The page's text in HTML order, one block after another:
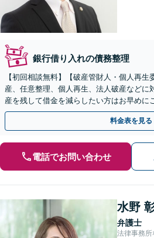
銀行借り入れの債務整理
【初回相談無料】【破産管財人・個人再生
産、任意整理、個人再生、法人破産などに
産を残して借金を減らしたい方はお早めに
決手段をご提案します【関西エリア対応】
料金表を見る
電話でお問い合わせ
水野
弁護士
法律事務所